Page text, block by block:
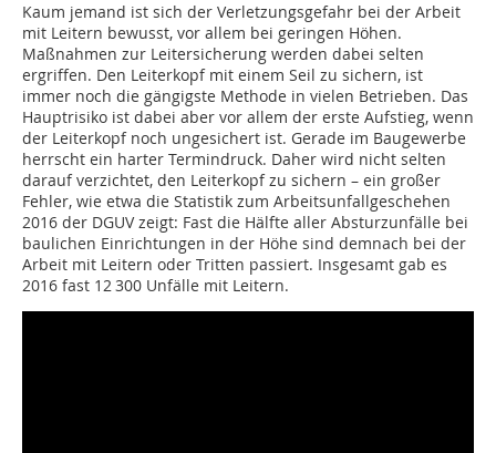
Kaum jemand ist sich der Verletzungsgefahr bei der Arbeit
mit Leitern bewusst, vor allem bei geringen Höhen.
Maßnahmen zur Leitersicherung werden dabei selten
ergriffen. Den Leiterkopf mit einem Seil zu sichern, ist
immer noch die gängigste Methode in vielen Betrieben. Das
Hauptrisiko ist dabei aber vor allem der erste Aufstieg, wenn
der Leiterkopf noch ungesichert ist. Gerade im Baugewerbe
herrscht ein harter Termindruck. Daher wird nicht selten
darauf verzichtet, den Leiterkopf zu sichern – ein großer
Fehler, wie etwa die Statistik zum Arbeitsunfallgeschehen
2016 der DGUV zeigt: Fast die Hälfte aller Absturzunfälle bei
baulichen Einrichtungen in der Höhe sind demnach bei der
Arbeit mit Leitern oder Tritten passiert. Insgesamt gab es
2016 fast 12 300 Unfälle mit Leitern.